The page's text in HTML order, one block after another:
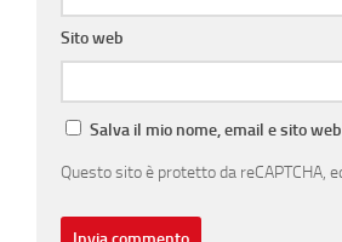
Sito web
Salva il mio nome, email e sito
Questo sito è protetto da reCAPTCHA,